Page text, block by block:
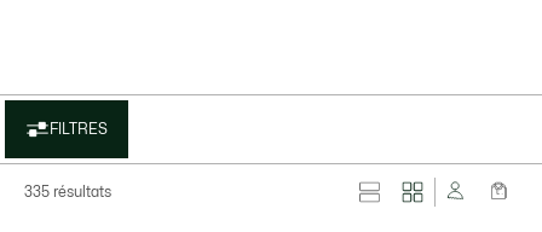
FILTRES
335 résultats